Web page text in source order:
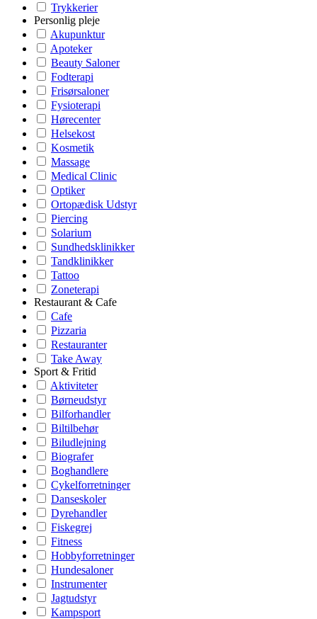
Trykkerier
Personlig pleje
Akupunktur
Apoteker
Beauty Saloner
Fodterapi
Frisørsaloner
Fysioterapi
Hørecenter
Helsekost
Kosmetik
Massage
Medical Clinic
Optiker
Ortopædisk Udstyr
Piercing
Solarium
Sundhedsklinikker
Tandklinikker
Tattoo
Zoneterapi
Restaurant & Cafe
Cafe
Pizzaria
Restauranter
Take Away
Sport & Fritid
Aktiviteter
Børneudstyr
Bilforhandler
Biltilbehør
Biludlejning
Biografer
Boghandlere
Cykelforretninger
Danseskoler
Dyrehandler
Fiskegrej
Fitness
Hobbyforretninger
Hundesaloner
Instrumenter
Jagtudstyr
Kampsport